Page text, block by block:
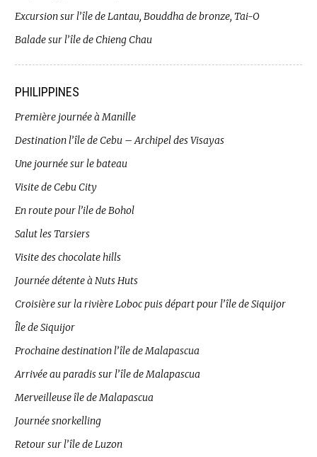
Excursion sur l’île de Lantau, Bouddha de bronze, Tai-O
Balade sur l’île de Chieng Chau
PHILIPPINES
Première journée à Manille
Destination l’île de Cebu – Archipel des Visayas
Une journée sur le bateau
Visite de Cebu City
En route pour l’ile de Bohol
Salut les Tarsiers
Visite des chocolate hills
Journée détente à Nuts Huts
Croisière sur la rivière Loboc puis départ pour l’île de Siquijor
Île de Siquijor
Prochaine destination l’île de Malapascua
Arrivée au paradis sur l’île de Malapascua
Merveilleuse île de Malapascua
Journée snorkelling
Retour sur l’île de Luzon